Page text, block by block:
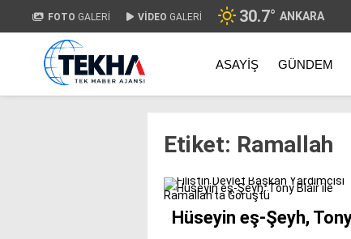
FOTO GALERİ VİDEO GALERİ 30.7° ANKARA
ASAYIŞ GÜNDEM
Etiket: Ramallah
Hüseyin eş-Şeyh,